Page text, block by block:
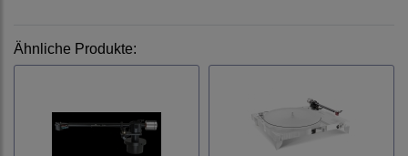
Ähnliche Produkte: